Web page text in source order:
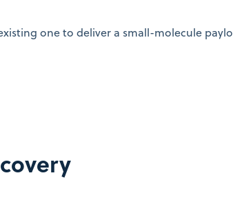
one to deliver a small-molecule